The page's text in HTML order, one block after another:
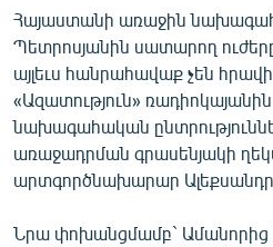
ԿՈՐՈՆԱՎԻՐՈՒՍ
ԱՐԽԻՎ
ՏԵՍԱՆՅՈՒԹԵՐ
ԲԱՆԱՎԵՃ
ՁԳՏԵԼՈՎ ԼԱՎԱԳՈՒՅՆԻՆ
Հայաստանի առաջին նախագահ
Պետրոսյանին սատարող
այլեւս հանրահավաք չեն
«Ազատություն»
նախագահական
առաջադրման գրասենյակի
արտգործնախարար Ալեքսանդր
Նրա փոխանցմամբ` Ամանորից